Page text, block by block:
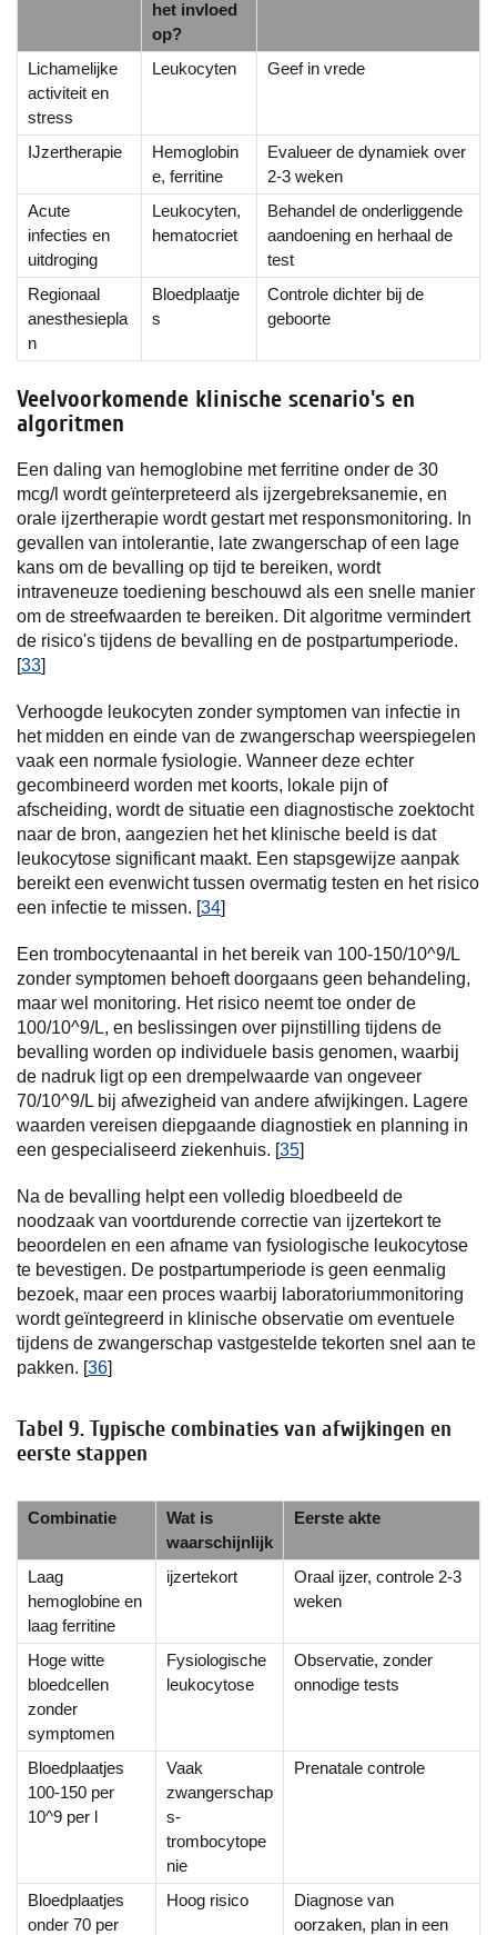
het invloed
op?
Lichamelijke
activiteit en
stress
Leukocyten Geef in vrede
IJzertherapie
Hemoglobin
e, ferritine
Evalueer de dynamiek over
2-3 weken
Acute
infecties en
uitdroging
Leukocyten,
hematocriet
Behandel de onderliggende
aandoening en herhaal de
test
Regionaal
anesthesiepla
n
Bloedplaatje
s
Controle dichter bij de
geboorte
Veelvoorkomende klinische scenario's en
algoritmen
Een daling van hemoglobine met ferritine onder de 30
mcg/l wordt geïnterpreteerd als ijzergebreksanemie, en
orale ijzertherapie wordt gestart met responsmonitoring. In
gevallen van intolerantie, late zwangerschap of een lage
kans om de bevalling op tijd te bereiken, wordt
intraveneuze toediening beschouwd als een snelle manier
om de streefwaarden te bereiken. Dit algoritme vermindert
de risico's tijdens de bevalling en de postpartumperiode.
[33]
Verhoogde leukocyten zonder symptomen van infectie in
het midden en einde van de zwangerschap weerspiegelen
vaak een normale fysiologie. Wanneer deze echter
gecombineerd worden met koorts, lokale pijn of
afscheiding, wordt de situatie een diagnostische zoektocht
naar de bron, aangezien het het klinische beeld is dat
leukocytose significant maakt. Een stapsgewijze aanpak
bereikt een evenwicht tussen overmatig testen en het risico
een infectie te missen. [34]
Een trombocytenaantal in het bereik van 100-150/10^9/L
zonder symptomen behoeft doorgaans geen behandeling,
maar wel monitoring. Het risico neemt toe onder de
100/10^9/L, en beslissingen over pijnstilling tijdens de
bevalling worden op individuele basis genomen, waarbij
de nadruk ligt op een drempelwaarde van ongeveer
70/10^9/L bij afwezigheid van andere afwijkingen. Lagere
waarden vereisen diepgaande diagnostiek en planning in
een gespecialiseerd ziekenhuis. [35]
Na de bevalling helpt een volledig bloedbeeld de
noodzaak van voortdurende correctie van ijzertekort te
beoordelen en een afname van fysiologische leukocytose
te bevestigen. De postpartumperiode is geen eenmalig
bezoek, maar een proces waarbij laboratoriummonitoring
wordt geïntegreerd in klinische observatie om eventuele
tijdens de zwangerschap vastgestelde tekorten snel aan te
pakken. [36]
Tabel 9. Typische combinaties van afwijkingen en
eerste stappen
Combinatie
Wat is
waarschijnlijk
Eerste akte
Laag
hemoglobine en
laag ferritine
ijzertekort
Oraal ijzer, controle 2-3
weken
Hoge witte
bloedcellen
zonder
symptomen
Fysiologische
leukocytose
Observatie, zonder
onnodige tests
Bloedplaatjes
100-150 per
10^9 per l
Vaak
zwangerschap
s-
trombocytope
nie
Prenatale controle
Bloedplaatjes
onder 70 per
Hoog risico
Diagnose van
oorzaken, plan in een